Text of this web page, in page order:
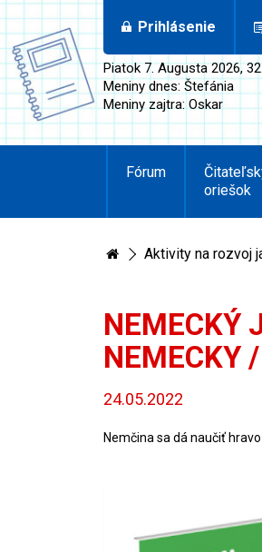
Prihlásenie
Piatok 7. Augusta 2026,
Meniny dnes: Štefánia
Meniny zajtra: Oskar
Fórum
oriešok
Aktivity na rozvoj
NEMECKÝ
NEMECKY
24.05.2022
Nemčina sa dá naučiť